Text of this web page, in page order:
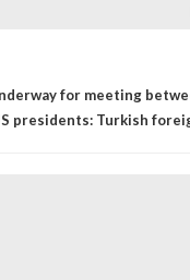
for meeting
presidents: Turkish